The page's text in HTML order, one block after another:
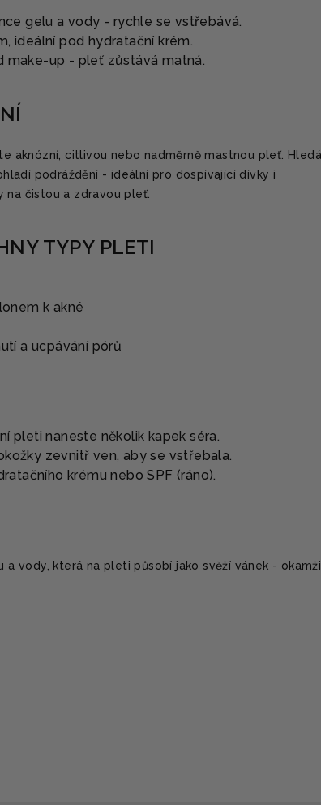
gelu a vody - rychle se vstřebává.
ideální pod hydratační krém.
make-up - pleť zůstává matná.
aknózní, citlivou nebo nadměrně mastnou pleť.
podráždění - ideální pro dospívající dívky i
na čistou a zdravou pleť.
TYPY PLETI
k akné
a ucpávání pórů
pleti naneste několik kapek séra.
zevnitř ven, aby se vstřebala.
krému nebo SPF (ráno).
a vody, která na pleti působí jako svěží vánek -